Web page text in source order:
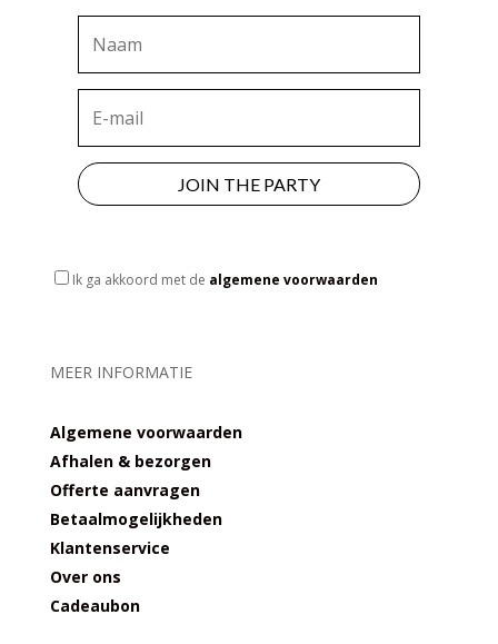
JOIN THE PARTY
Ik ga akkoord met de algemene voorwaarden
MEER INFORMATIE
Algemene voorwaarden
Afhalen & bezorgen
Offerte aanvragen
Betaalmogelijkheden
Klantenservice
Over ons
Cadeaubon